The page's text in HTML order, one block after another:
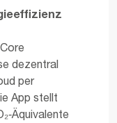
dezentral
per
App stellt